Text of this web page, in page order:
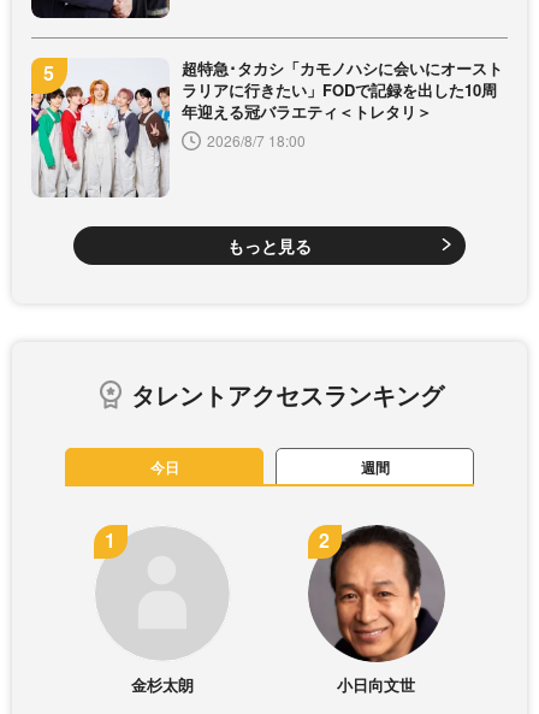
超特急･タカシ「カモノハシに会いにオースト
ラリアに行きたい」FODで記録を出した10周
年迎える冠バラエティ＜トレタリ＞
2026/8/7 18:00
もっと見る
タレントアクセスランキング
今日 週間
金杉太朗 小日向文世